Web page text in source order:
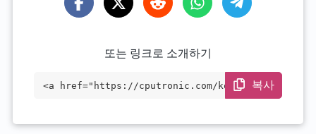
또는 링크로 소개하기
<a href="https://cputronic.com/ko/cpu/in
복사